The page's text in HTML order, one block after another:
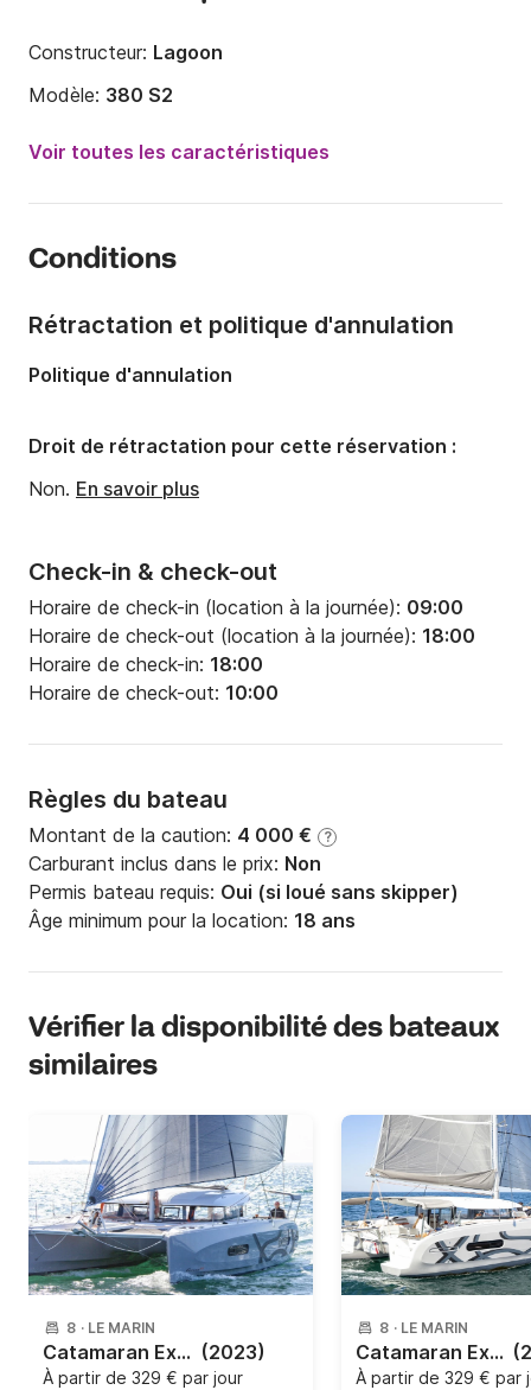
Constructeur: Lagoon
Modèle: 380 S2
Année:
Nombre de couchages:
Nombre de salles de bains:
Tirant d'eau:1.15m
Puissance moteur:60cv
Voir toutes les caractéristiques
Conditions
Check-in & check-out
Horaire de check-in (location à la journée): 09:00
Horaire de check-out (location à la journée): 18:00
Horaire de check-in: 18:00
Horaire de check-out: 10:00
Règles du bateau
Montant de la caution: 4 000 € ?
Carburant inclus dans le prix: Non
Permis bateau requis: Oui (si loué sans skipper)
Âge minimum pour la location: 18 ans
Rétractation et politique d'annulation
Politique d'annulation
Droit de rétractation pour cette réservation :
Non. En savoir plus
Vérifier la disponibilité des bateaux
similaires
8 · LE MARIN
Catamaran Excess 11 11m (2023)
À partir de 329 € par jour
8 · LE MARIN
Catamaran Excess 11 11m
À partir de 329 € par